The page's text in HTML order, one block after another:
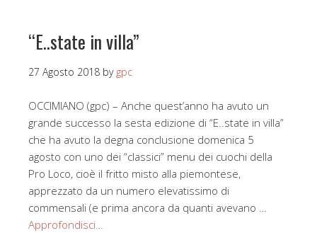
“E..state in villa”
27 Agosto 2018 by gpc
OCCIMIANO (gpc) – Anche quest’anno ha avuto un
grande successo la sesta edizione di “E..state in villa”
che ha avuto la degna conclusione domenica 5
agosto con uno dei “classici” menu dei cuochi della
Pro Loco, cioè il fritto misto alla piemontese,
apprezzato da un numero elevatissimo di
commensali (e prima ancora da quanti avevano …
Approfondisci…